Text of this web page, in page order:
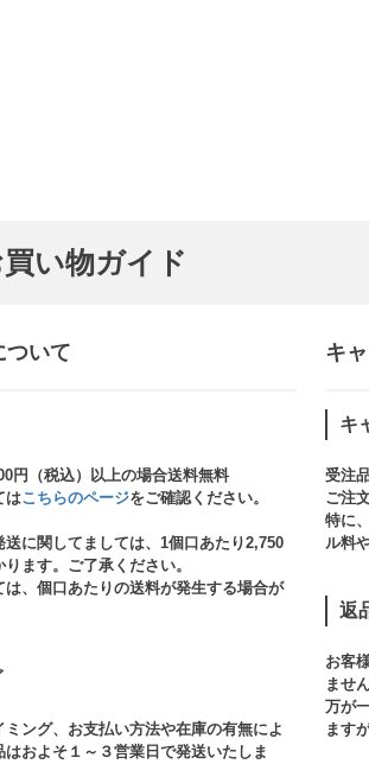
い物ガイド
ついて​
円（税込）以上の場合送料無料
はこちらのページをご確認ください。​
に関してましては、1個口あたり2,750
ます。ご了承ください。
、個口あたりの送料が発生する場合が
ング、お支払い方法や在庫の有無によ
およそ１～３営業日で発送いたしま
キ
キ
受注
ご注
特に
ル料
返
お客
ませ
万が
ます